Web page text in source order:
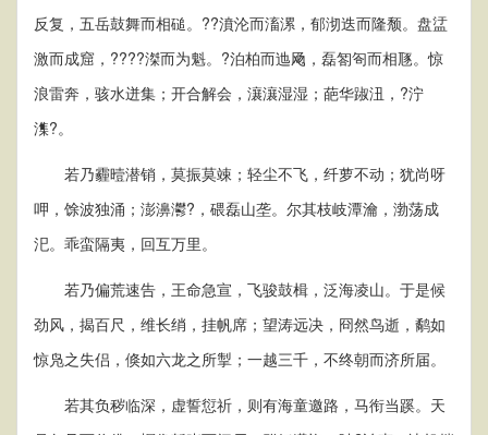
反复，五岳鼓舞而相磓。??濆沦而滀漯，郁沏迭而隆颓。盘盓
激而成窟，????滐而为魁。?泊柏而迆飏，磊匒匌而相豗。惊
浪雷奔，骇水迸集；开合解会，瀼瀼湿湿；葩华踧沑，?泞
潗?。
若乃霾曀潜销，莫振莫竦；轻尘不飞，纤萝不动；犹尚呀
呷，馀波独涌；澎濞灪?，碨磊山垄。尔其枝岐潭瀹，渤荡成
汜。乖蛮隔夷，回互万里。
若乃偏荒速告，王命急宣，飞骏鼓楫，泛海凌山。于是候
劲风，揭百尺，维长绡，挂帆席；望涛远决，冏然鸟逝，鹬如
惊凫之失侣，倏如六龙之所掣；一越三千，不终朝而济所届。
若其负秽临深，虚誓愆祈，则有海童邀路，马衔当蹊。天